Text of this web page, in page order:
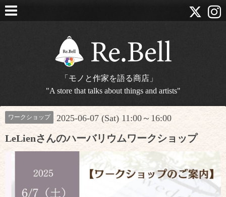
「モノと作家を語る商店」
"A store that talks about things and artists"
ワークショップ 2025-06-07 (Sat) 11:00～16:00
LeLienさんのハーバリウムワークショップ